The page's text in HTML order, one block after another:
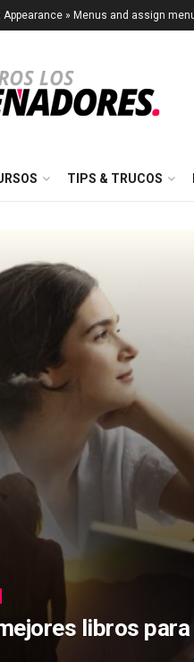
Appearance » Menus and assign
TIPS & TRUCOS
libros